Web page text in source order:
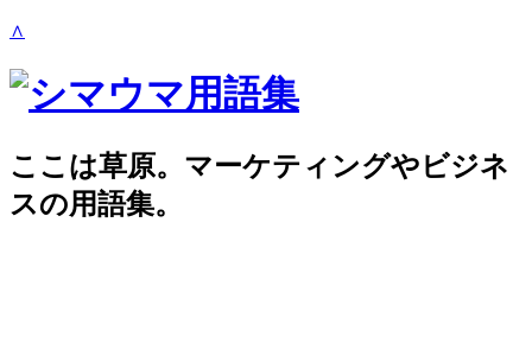
∧
ここは草原。マーケティングやビジネ
スの用語集。